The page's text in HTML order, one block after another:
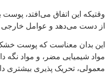
وقتیکه این اتفاق می‌افتد،
از دست می‌دهد و عوامل خارجی
این بدان معناست که پوست
مواد شیمیایی مضر، و مواد نگه
معمولی، تحریک‌ پذیری بیشتری